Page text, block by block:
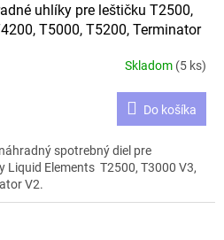
uhlíky pre leštičku T2500,
T5000, T5200, Terminator
Skladom (5 ks)
Do košíka
spotrebný diel pre
Liquid Elements T2500, T3000 V3,
V2.